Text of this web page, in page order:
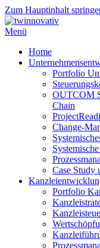
Zum Hauptinhalt
Menü
Home
Portfolio
OUTCOM
Chain
Change-
Case Study
Portfolio